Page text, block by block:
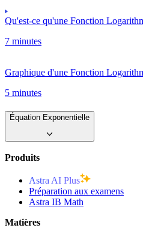
Qu'est-ce qu'une Fonction
7 minutes
Graphique d'une Fonction
5 minutes
Équation Exponentielle
Produits
Astra AI Plus
Préparation aux examens
Astra IB Math
Matières